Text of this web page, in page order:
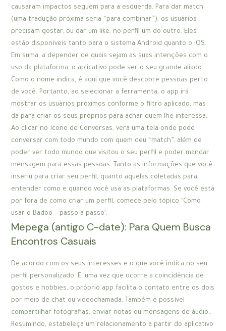
causaram impactos seguem para a esquerda. Para dar match
(uma tradução próxima seria “para combinar”), os usuários
precisam gostar, ou dar um like, no perfil um do outro. Eles
estão disponíveis tanto para o sistema Android quanto o iOS.
Em suma, a depender de quais sejam as suas intenções com o
uso da plataforma, o aplicativo pode ser o seu grande aliado.
Como o nome indica, é aqui que você descobre pessoas perto
de você. Portanto, ao selecionar a ferramenta, o app irá
mostrar os usuários próximos conforme o filtro aplicado, mas
dá para criar os seus próprios para achar quem lhe interessa.
Ao clicar no ícone de Conversas, verá uma tela onde pode
conversar com todo mundo com quem deu “match”, além de
poder ver todo mundo que visitou o seu perfil e poder mandar
mensagem para essas pessoas. Tanto as informações que você
inseriu para criar seu perfil, quanto aquelas coletadas para
entender como e quando você usa as plataformas. Se você está
por fora de como criar um perfil, comece pelo tópico ‘Como
usar o Badoo – passo a passo’.
Mepega (antigo C-date): Para Quem Busca
Encontros Casuais
De acordo com os seus interesses e o que você indica no seu
perfil personalizado. E, uma vez que ocorre a coincidência de
gostos e hobbies, o próprio app facilita o contato entre os dois
por meio de chat ou videochamada. Também é possível
compartilhar fotografias, enviar notas ou mensagens de áudio…
Resumindo, estabeleça um relacionamento a partir do aplicativo